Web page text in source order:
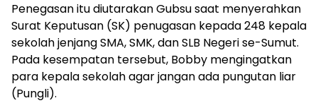
Penegasan itu diutarakan Gubsu saat menyerahkan
Surat Keputusan (SK) penugasan kepada 248 kepala
sekolah jenjang SMA, SMK, dan SLB Negeri se-Sumut.
Pada kesempatan tersebut, Bobby mengingatkan
para kepala sekolah agar jangan ada pungutan liar
(Pungli).